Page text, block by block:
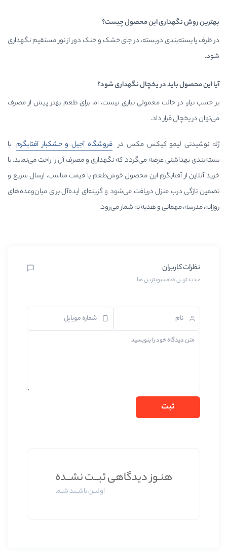
محصول چیست؟
در جای خشک و خنک دور از نور مستقیم نگهداری
نگهداری شود؟
نیازی نیست، اما برای طعم بهتر پیش از مصرف
مکس درفروشگاه آجیل و خشکبار آفتابگرمبا
که نگهداری و مصرف آن را راحت می‌نماید. با
این محصول خوش‌طعم با قیمت مناسب، ارسال سریع و
می‌شود و گزینه‌ای ایده‌آل برای میان‌وعده‌های
به شمار می‌رود.
دیدگاهی ثبــت نشــده